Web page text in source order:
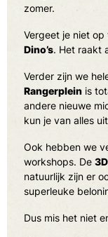
zomer.
Vergeet je niet
Dino’s. Het raakt
Verder zijn we
Rangerplein is
andere nieuwe
kun je van alles
Ook hebben we
workshops. De
natuurlijk zijn er
superleuke
Dus mis het niet